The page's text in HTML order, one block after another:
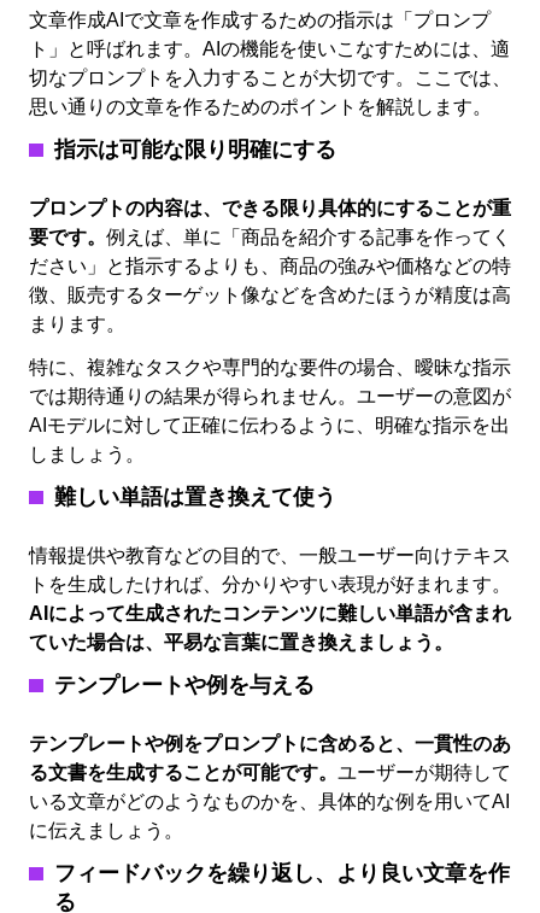
文章作成AIで文章を作成するための指示は「プロンプ
ト」と呼ばれます。AIの機能を使いこなすためには、適
切なプロンプトを入力することが大切です。ここでは、
思い通りの文章を作るためのポイントを解説します。
指示は可能な限り明確にする
プロンプトの内容は、できる限り具体的にすることが重
要です。 例えば、単に「商品を紹介する記事を作ってく
ださい」と指示するよりも、商品の強みや価格などの特
徴、販売するターゲット像などを含めたほうが精度は高
まります。
特に、複雑なタスクや専門的な要件の場合、曖昧な指示
では期待通りの結果が得られません。ユーザーの意図が
AIモデルに対して正確に伝わるように、明確な指示を出
しましょう。
難しい単語は置き換えて使う
情報提供や教育などの目的で、一般ユーザー向けテキス
トを生成したければ、分かりやすい表現が好まれます。
AIによって生成されたコンテンツに難しい単語が含まれ
ていた場合は、平易な言葉に置き換えましょう。
テンプレートや例を与える
テンプレートや例をプロンプトに含めると、一貫性のあ
る文書を生成することが可能です。 ユーザーが期待して
いる文章がどのようなものかを、具体的な例を用いてAI
に伝えましょう。
フィードバックを繰り返し、より良い文章を作
る